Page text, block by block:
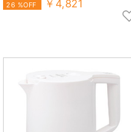
26 %OFF ￥4,821